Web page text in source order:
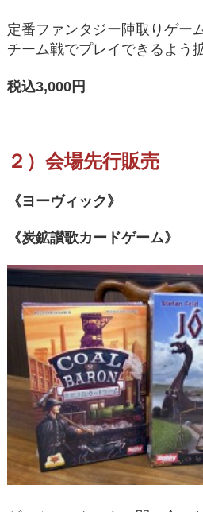
定番ファンタジー陣取りゲー
チーム戦でプレイできるよう
税込3,000円
２）会場先行販売
《ヨーヴィック》
《炭鉱讃歌カードゲーム》